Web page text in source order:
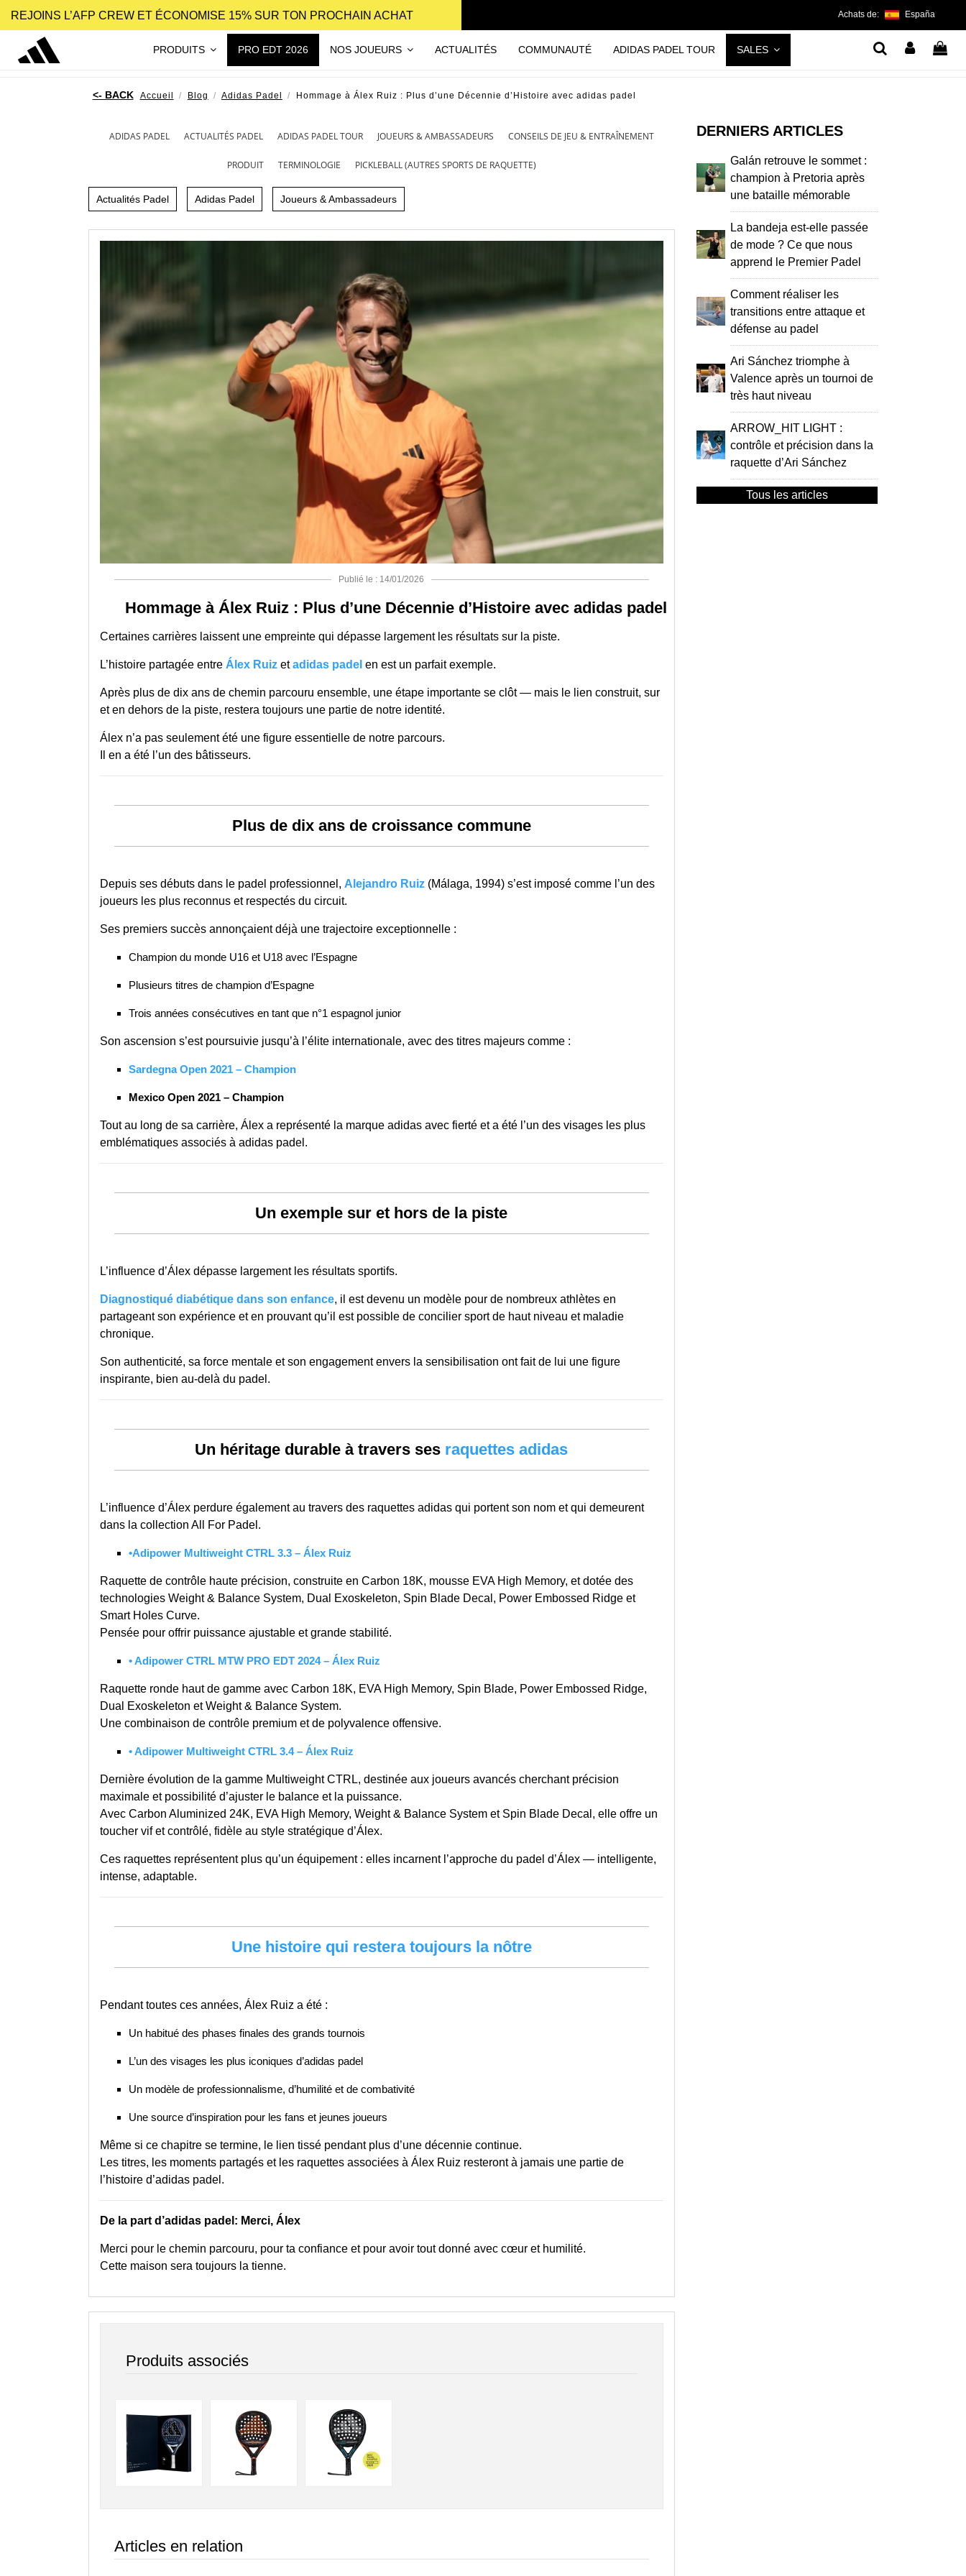
REJOINS L’AFP CREW ET ÉCONOMISE 15% SUR TON PROCHAIN ACHAT Achats de: España
PRODUITS PRO EDT 2026 NOS JOUEURS ACTUALITÉS COMMUNAUTÉ ADIDAS PADEL TOUR SALES
Accueil Blog Adidas Padel Hommage à Álex Ruiz : Plus d’une Décennie d’Histoire avec adidas padel
ADIDAS PADEL ACTUALITÉS PADEL ADIDAS PADEL TOUR JOUEURS & AMBASSADEURS CONSEILS DE JEU & ENTRAÎNEMENT
PRODUIT TERMINOLOGIE PICKLEBALL (AUTRES SPORTS DE RAQUETTE)
Actualités Padel Adidas Padel Joueurs & Ambassadeurs
Publié le : 14/01/2026
Hommage à Álex Ruiz : Plus d’une Décennie d’Histoire avec adidas padel
Certaines carrières laissent une empreinte qui dépasse largement les résultats sur la piste.
L’histoire partagée entre Álex Ruizetadidas padel en est un parfait exemple.
Après plus de dix ans de chemin parcouru ensemble, une étape importante se clôt — mais le lien construit, sur
et en dehors de la piste, restera toujours une partie de notre identité.
Álex n’a pas seulement été une figure essentielle de notre parcours.
Il en a été l’un des bâtisseurs.
Plus de dix ans de croissance commune
Depuis ses débuts dans le padel professionnel, Alejandro Ruiz(Málaga, 1994) s’est imposé comme l’un des
joueurs les plus reconnus et respectés du circuit.
Ses premiers succès annonçaient déjà une trajectoire exceptionnelle :
Champion du monde U16 et U18 avec l’Espagne
Plusieurs titres de champion d’Espagne
Trois années consécutives en tant que n°1 espagnol junior
Son ascension s’est poursuivie jusqu’à l’élite internationale, avec des titres majeurs comme :
Sardegna Open 2021 – Champion
Mexico Open 2021 – Champion
Tout au long de sa carrière, Álex a représenté la marque adidas avec fierté et a été l’un des visages les plus
emblématiques associés à adidas padel.
Un exemple sur et hors de la piste
L’influence d’Álex dépasse largement les résultats sportifs.
Diagnostiqué diabétique dans son enfance, il est devenu un modèle pour de nombreux athlètes en
partageant son expérience et en prouvant qu’il est possible de concilier sport de haut niveau et maladie
chronique.
Son authenticité, sa force mentale et son engagement envers la sensibilisation ont fait de lui une figure
inspirante, bien au-delà du padel.
Un héritage durable à travers ses raquettes adidas
L’influence d’Álex perdure également au travers des raquettes adidas qui portent son nom et qui demeurent
dans la collection All For Padel.
•Adipower Multiweight CTRL 3.3 – Álex Ruiz
Raquette de contrôle haute précision, construite en Carbon 18K, mousse EVA High Memory, et dotée des
technologies Weight & Balance System, Dual Exoskeleton, Spin Blade Decal, Power Embossed Ridge et
Smart Holes Curve.
Pensée pour offrir puissance ajustable et grande stabilité.
• Adipower CTRL MTW PRO EDT 2024 – Álex Ruiz
Raquette ronde haut de gamme avec Carbon 18K, EVA High Memory, Spin Blade, Power Embossed Ridge,
Dual Exoskeleton et Weight & Balance System.
Une combinaison de contrôle premium et de polyvalence offensive.
•Adipower Multiweight CTRL 3.4 – Álex Ruiz
Dernière évolution de la gamme Multiweight CTRL, destinée aux joueurs avancés cherchant précision
maximale et possibilité d’ajuster le balance et la puissance.
Avec Carbon Aluminized 24K, EVA High Memory, Weight & Balance System et Spin Blade Decal, elle offre un
toucher vif et contrôlé, fidèle au style stratégique d’Álex.
Ces raquettes représentent plus qu’un équipement : elles incarnent l’approche du padel d’Álex — intelligente,
intense, adaptable.
Une histoire qui restera toujours la nôtre
Pendant toutes ces années, Álex Ruiz a été :
Un habitué des phases finales des grands tournois
L’un des visages les plus iconiques d’adidas padel
Un modèle de professionnalisme, d’humilité et de combativité
Une source d’inspiration pour les fans et jeunes joueurs
Même si ce chapitre se termine, le lien tissé pendant plus d’une décennie continue.
Les titres, les moments partagés et les raquettes associées à Álex Ruiz resteront à jamais une partie de
l’histoire d’adidas padel.
De la part d’adidas padel: Merci, Álex
Merci pour le chemin parcouru, pour ta confiance et pour avoir tout donné avec cœur et humilité.
Cette maison sera toujours la tienne.
Produits associés
Articles en relation
DERNIERS ARTICLES
Galán retrouve le sommet :
champion à Pretoria après
une bataille mémorable
La bandeja est-elle passée
de mode ? Ce que nous
apprend le Premier Padel
Comment réaliser les
transitions entre attaque et
défense au padel
Ari Sánchez triomphe à
Valence après un tournoi de
très haut niveau
ARROW_HIT LIGHT :
contrôle et précision dans la
raquette d’Ari Sánchez
Tous les articles